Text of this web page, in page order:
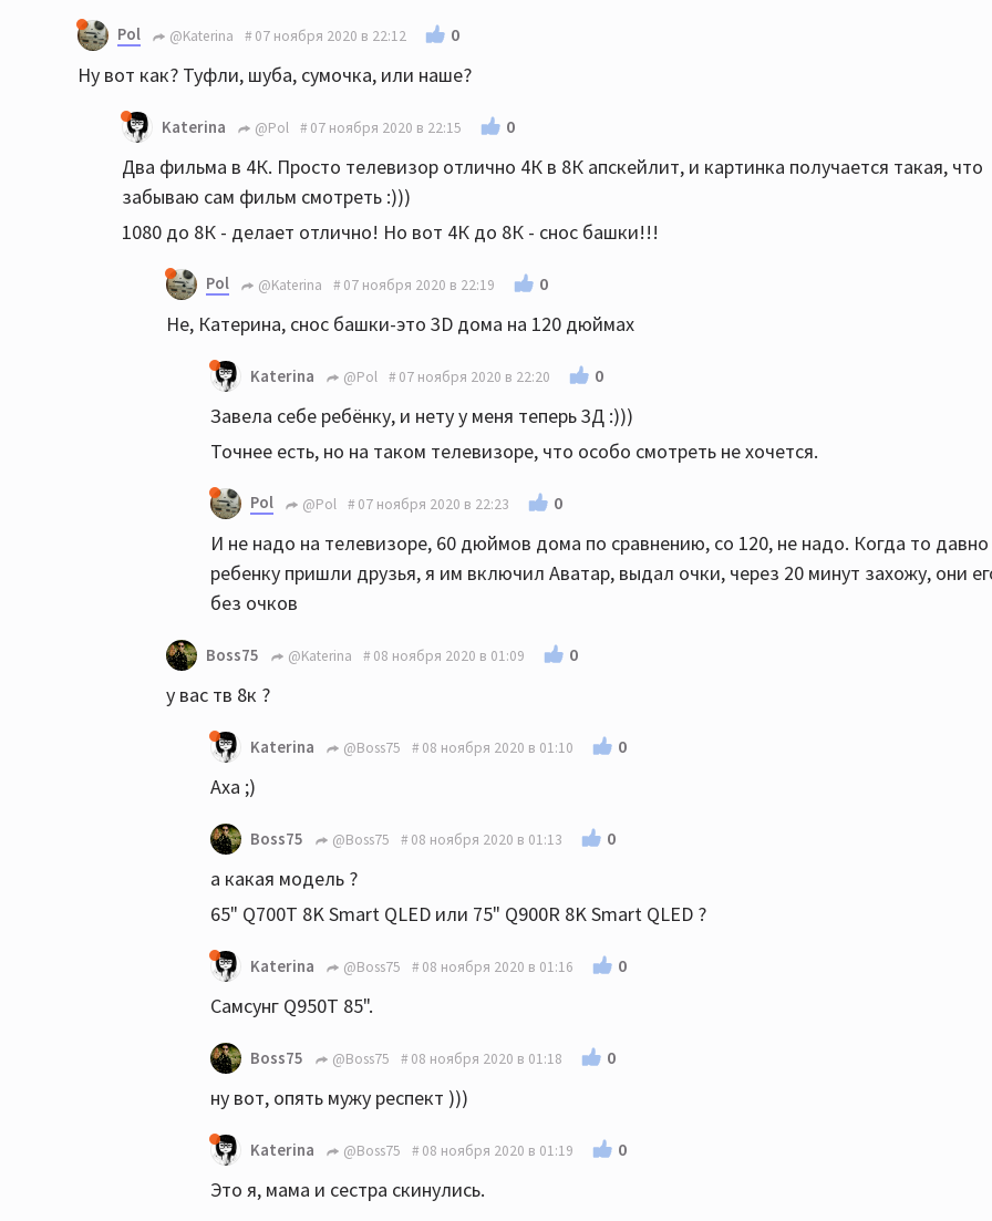
Pol @Katerina 07 ноября 2020 в 22:12 0
Ну вот как? Туфли, шуба, сумочка, или наше?
Katerina @Pol 07 ноября 2020 в 22:15 0
Два фильма в 4К. Просто телевизор отлично 4К в 8К апскейлит, и картинка получается такая, что
забываю сам фильм смотреть :)))
1080 до 8К - делает отлично! Но вот 4К до 8К - снос башки!!!
Pol @Katerina 07 ноября 2020 в 22:19 0
Не, Катерина, снос башки-это 3D дома на 120 дюймах
Katerina @Pol 07 ноября 2020 в 22:20 0
Завела себе ребёнку, и нету у меня теперь 3Д :)))
Точнее есть, но на таком телевизоре, что особо смотреть не хочется.
Pol @Pol 07 ноября 2020 в 22:23 0
И не надо на телевизоре, 60 дюймов дома по сравнению, со 120, не надо. Когда то давно
ребенку пришли друзья, я им включил Аватар, выдал очки, через 20 минут захожу, они
без очков
Boss75 @Katerina 08 ноября 2020 в 01:09 0
у вас тв 8к ?
Katerina @Boss75 08 ноября 2020 в 01:10 0
Аха ;)
Boss75 @Boss75 08 ноября 2020 в 01:13 0
а какая модель ?
65" Q700T 8K Smart QLED или 75" Q900R 8K Smart QLED ?
Katerina @Boss75 08 ноября 2020 в 01:16 0
Самсунг Q950T 85".
Boss75 @Boss75 08 ноября 2020 в 01:18 0
ну вот, опять мужу респект )))
Katerina @Boss75 08 ноября 2020 в 01:19 0
Это я, мама и сестра скинулись.